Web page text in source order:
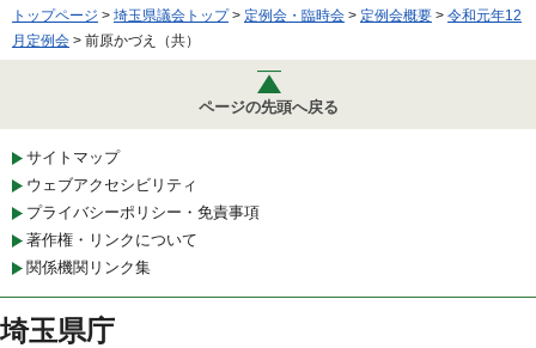
トップページ > 埼玉県議会トップ> 定例会・臨時会 > 定例会概要 > 令和元年12
月定例会 > 前原かづえ（共）
ページの先頭へ戻る
サイトマップ
ウェブアクセシビリティ
プライバシーポリシー・免責事項
著作権・リンクについて
関係機関リンク集
埼玉県庁